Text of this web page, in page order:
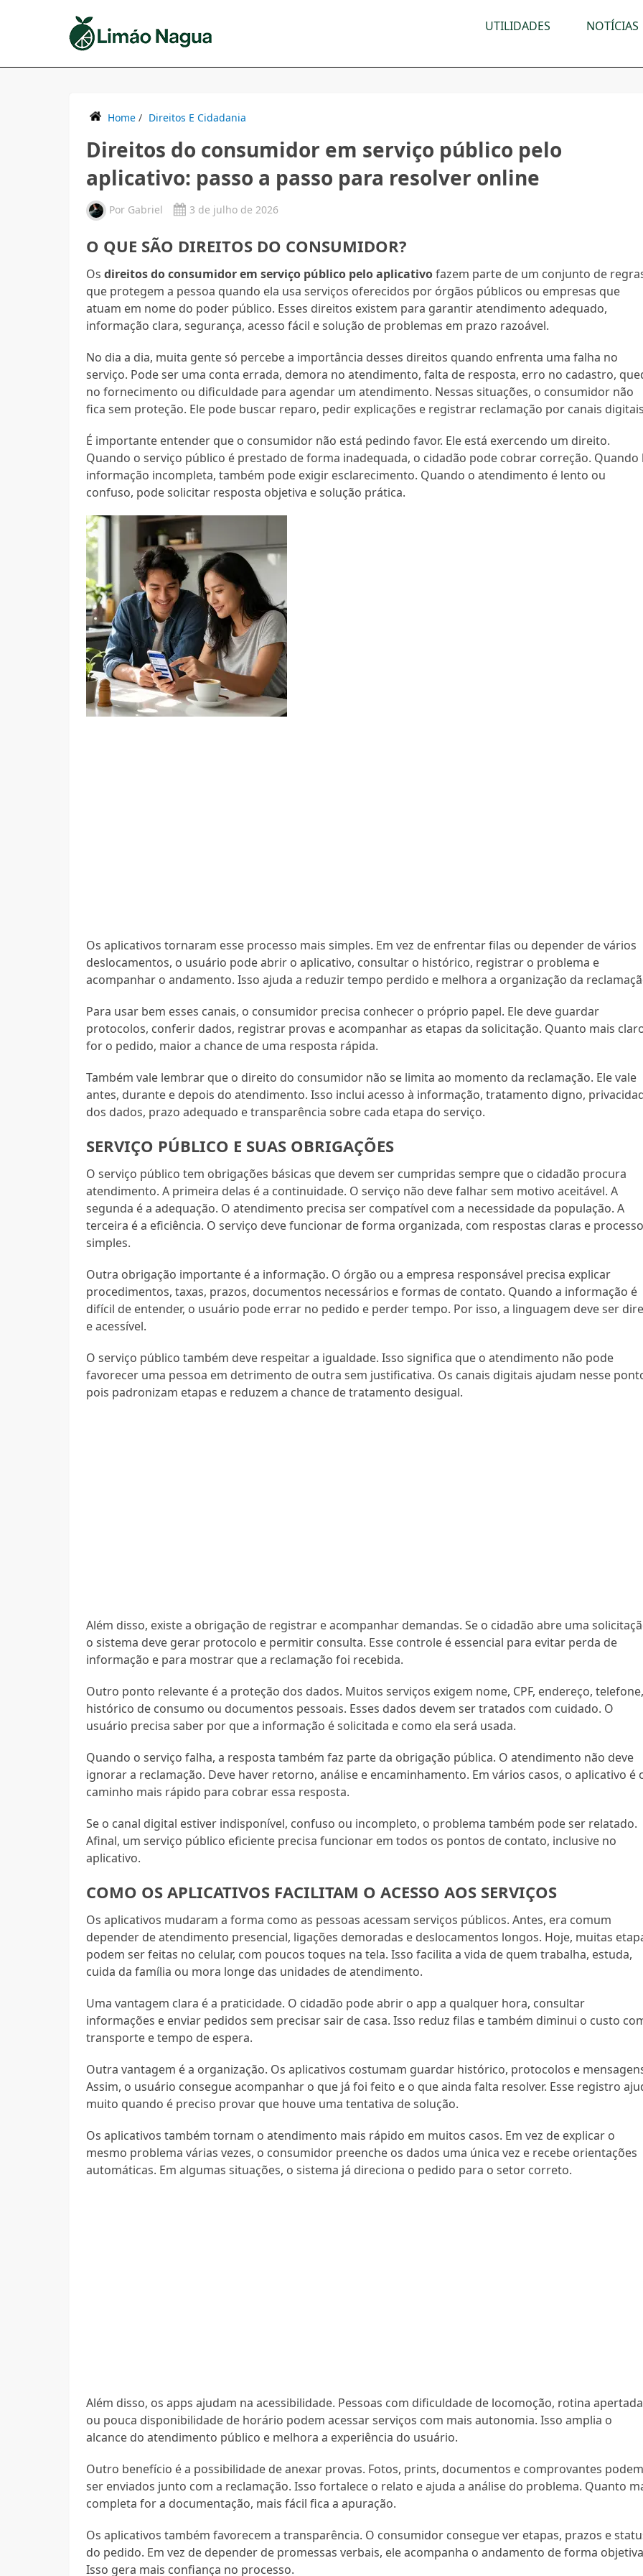
UTILIDADES NOTÍCIAS
Home / Direitos E Cidadania
Direitos do consumidor em serviço público pelo
aplicativo: passo a passo para resolver online
Por Gabriel 3 de julho de 2026
O QUE SÃO DIREITOS DO CONSUMIDOR?
Osdireitos do consumidor em serviço público pelo aplicativofazem parte de um conjunto de
que protegem a pessoa quando ela usa serviços oferecidos por órgãos públicos ou empresas que
atuam em nome do poder público. Esses direitos existem para garantir atendimento adequado,
informação clara, segurança, acesso fácil e solução de problemas em prazo razoável.
No dia a dia, muita gente só percebe a importância desses direitos quando enfrenta uma falha no
serviço. Pode ser uma conta errada, demora no atendimento, falta de resposta, erro no cadastro,
no fornecimento ou dificuldade para agendar um atendimento. Nessas situações, o consumidor não
fica sem proteção. Ele pode buscar reparo, pedir explicações e registrar reclamação por canais
É importante entender que o consumidor não está pedindo favor. Ele está exercendo um direito.
Quando o serviço público é prestado de forma inadequada, o cidadão pode cobrar correção. Quando
informação incompleta, também pode exigir esclarecimento. Quando o atendimento é lento ou
confuso, pode solicitar resposta objetiva e solução prática.
Os aplicativos tornaram esse processo mais simples. Em vez de enfrentar filas ou depender de vários
deslocamentos, o usuário pode abrir o aplicativo, consultar o histórico, registrar o problema e
acompanhar o andamento. Isso ajuda a reduzir tempo perdido e melhora a organização da
Para usar bem esses canais, o consumidor precisa conhecer o próprio papel. Ele deve guardar
protocolos, conferir dados, registrar provas e acompanhar as etapas da solicitação. Quanto mais
for o pedido, maior a chance de uma resposta rápida.
Também vale lembrar que o direito do consumidor não se limita ao momento da reclamação. Ele vale
antes, durante e depois do atendimento. Isso inclui acesso à informação, tratamento digno,
dos dados, prazo adequado e transparência sobre cada etapa do serviço.
SERVIÇO PÚBLICO E SUAS OBRIGAÇÕES
O serviço público tem obrigações básicas que devem ser cumpridas sempre que o cidadão procura
atendimento. A primeira delas é a continuidade. O serviço não deve falhar sem motivo aceitável. A
segunda é a adequação. O atendimento precisa ser compatível com a necessidade da população. A
terceira é a eficiência. O serviço deve funcionar de forma organizada, com respostas claras e
simples.
Outra obrigação importante é a informação. O órgão ou a empresa responsável precisa explicar
procedimentos, taxas, prazos, documentos necessários e formas de contato. Quando a informação é
difícil de entender, o usuário pode errar no pedido e perder tempo. Por isso, a linguagem deve ser
e acessível.
O serviço público também deve respeitar a igualdade. Isso significa que o atendimento não pode
favorecer uma pessoa em detrimento de outra sem justificativa. Os canais digitais ajudam nesse
pois padronizam etapas e reduzem a chance de tratamento desigual.
Além disso, existe a obrigação de registrar e acompanhar demandas. Se o cidadão abre uma
o sistema deve gerar protocolo e permitir consulta. Esse controle é essencial para evitar perda de
informação e para mostrar que a reclamação foi recebida.
Outro ponto relevante é a proteção dos dados. Muitos serviços exigem nome, CPF, endereço, telefone,
histórico de consumo ou documentos pessoais. Esses dados devem ser tratados com cuidado. O
usuário precisa saber por que a informação é solicitada e como ela será usada.
Quando o serviço falha, a resposta também faz parte da obrigação pública. O atendimento não deve
ignorar a reclamação. Deve haver retorno, análise e encaminhamento. Em vários casos, o aplicativo é
caminho mais rápido para cobrar essa resposta.
Se o canal digital estiver indisponível, confuso ou incompleto, o problema também pode ser relatado.
Afinal, um serviço público eficiente precisa funcionar em todos os pontos de contato, inclusive no
aplicativo.
COMO OS APLICATIVOS FACILITAM O ACESSO AOS SERVIÇOS
Os aplicativos mudaram a forma como as pessoas acessam serviços públicos. Antes, era comum
depender de atendimento presencial, ligações demoradas e deslocamentos longos. Hoje, muitas
podem ser feitas no celular, com poucos toques na tela. Isso facilita a vida de quem trabalha, estuda,
cuida da família ou mora longe das unidades de atendimento.
Uma vantagem clara é a praticidade. O cidadão pode abrir o app a qualquer hora, consultar
informações e enviar pedidos sem precisar sair de casa. Isso reduz filas e também diminui o custo
transporte e tempo de espera.
Outra vantagem é a organização. Os aplicativos costumam guardar histórico, protocolos e
Assim, o usuário consegue acompanhar o que já foi feito e o que ainda falta resolver. Esse registro
muito quando é preciso provar que houve uma tentativa de solução.
Os aplicativos também tornam o atendimento mais rápido em muitos casos. Em vez de explicar o
mesmo problema várias vezes, o consumidor preenche os dados uma única vez e recebe orientações
automáticas. Em algumas situações, o sistema já direciona o pedido para o setor correto.
Além disso, os apps ajudam na acessibilidade. Pessoas com dificuldade de locomoção, rotina apertada
ou pouca disponibilidade de horário podem acessar serviços com mais autonomia. Isso amplia o
alcance do atendimento público e melhora a experiência do usuário.
Outro benefício é a possibilidade de anexar provas. Fotos, prints, documentos e comprovantes podem
ser enviados junto com a reclamação. Isso fortalece o relato e ajuda a análise do problema. Quanto
completa for a documentação, mais fácil fica a apuração.
Os aplicativos também favorecem a transparência. O consumidor consegue ver etapas, prazos e
do pedido. Em vez de depender de promessas verbais, ele acompanha o andamento de forma
Isso gera mais confiança no processo.